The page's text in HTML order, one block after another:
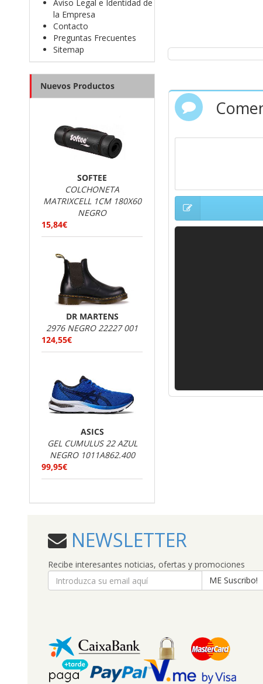
Aviso Legal e Identidad de
la Empresa
Contacto
Preguntas Frecuentes
Sitemap
Nuevos Productos
SOFTEE
COLCHONETA
MATRIXCELL 1CM 180X60
NEGRO
15,84€
DR MARTENS
2976 NEGRO 22227 001
124,55€
ASICS
GEL CUMULUS 22 AZUL
NEGRO 1011A862.400
99,95€
NEWSLETTER
Recibe interesantes noticias, ofertas y promociones
ME Suscribo!